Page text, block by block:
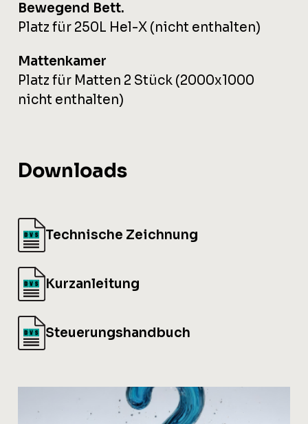
Bewegend Bett.
Platz für 250L Hel-X (nicht enthalten)
Mattenkamer
Platz für Matten 2 Stück (2000x1000
nicht enthalten)
Downloads
Technische Zeichnung
Kurzanleitung
Steuerungshandbuch